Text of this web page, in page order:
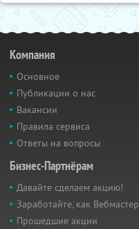
Компания
Основное
Публикации о нас
Вакансии
Правила сервиса
Ответы на вопросы
Бизнес-Партнёрам
Давайте сделаем акцию!
Заработайте, как Вебмастер
Прошедшие акции